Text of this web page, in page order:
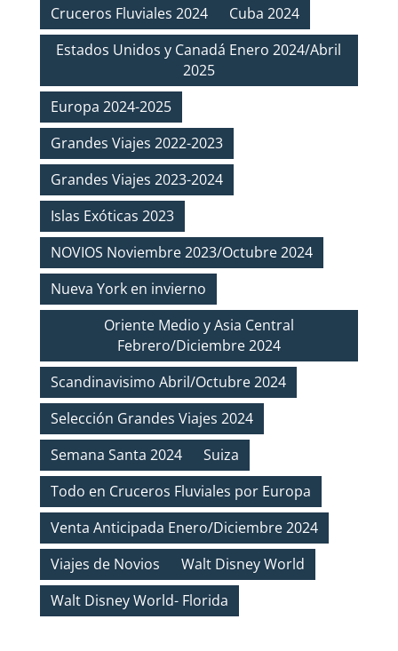
Cruceros Fluviales 2024
Cuba 2024
Estados Unidos y Canadá Enero 2024/Abril
2025
Europa 2024-2025
Grandes Viajes 2022-2023
Grandes Viajes 2023-2024
Islas Exóticas 2023
NOVIOS Noviembre 2023/Octubre 2024
Nueva York en invierno
Oriente Medio y Asia Central
Febrero/Diciembre 2024
Scandinavisimo Abril/Octubre 2024
Selección Grandes Viajes 2024
Semana Santa 2024
Suiza
Todo en Cruceros Fluviales por Europa
Venta Anticipada Enero/Diciembre 2024
Viajes de Novios
Walt Disney World
Walt Disney World- Florida